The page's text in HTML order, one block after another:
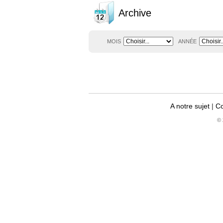
Archive
MOIS ANNÉE
A notre sujet|
©